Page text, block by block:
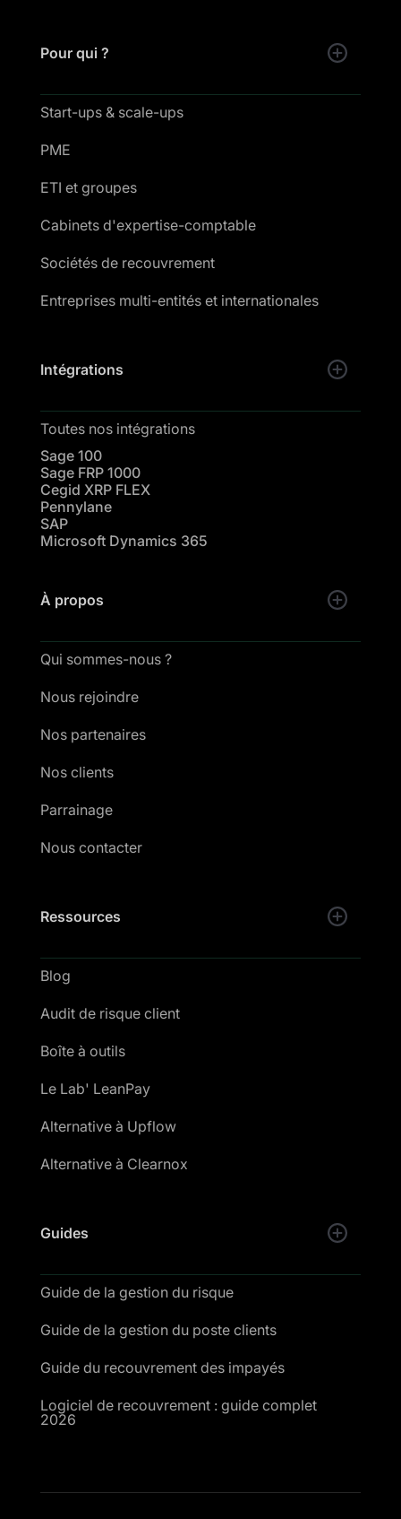
Pour qui ?
Start-ups & scale-ups
PME
ETI et groupes
Cabinets d'expertise-comptable
Sociétés de recouvrement
Entreprises multi-entités et internationales
Intégrations
Toutes nos intégrations
Sage 100
Sage FRP 1000
Cegid XRP FLEX
Pennylane
SAP
Microsoft Dynamics 365
À propos
Qui sommes-nous ?
Nous rejoindre
Nos partenaires
Nos clients
Parrainage
Nous contacter
Ressources
Blog
Audit de risque client
Boîte à outils
Le Lab' LeanPay
Alternative à Upflow
Alternative à Clearnox
Guides
Guide de la gestion du risque
Guide de la gestion du poste clients
Guide du recouvrement des impayés
Logiciel de recouvrement : guide complet
2026